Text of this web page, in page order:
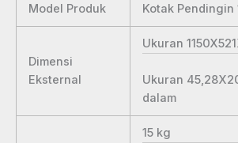
Model Produk Kotak Pendingin
Dimensi
Eksternal
Ukuran
Ukuran
dalam
15 kg